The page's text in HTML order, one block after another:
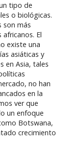
tipo de
o biológicas.
son más
El
existe una
asiáticas y
en Asia, tales
no han
en la
ver que
un enfoque
Botswana,
crecimiento